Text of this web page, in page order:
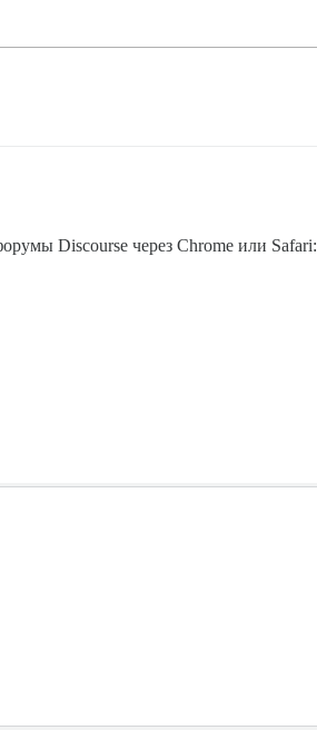
Discourse через Chrome или Safari: